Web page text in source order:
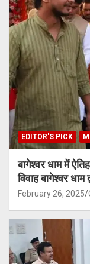
EDITOR'S PICK
बागेश्वर धाम में
विवाह बागेश्वर धाम
February 26, 2025